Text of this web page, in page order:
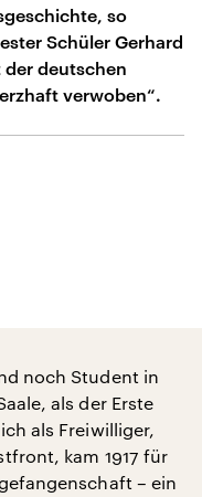
so
Schüler Gerhard
der deutschen
verwoben“.
noch Student in
als der Erste
als Freiwilliger,
kam 1917 für
– ein